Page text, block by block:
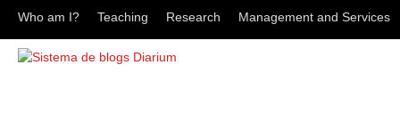
Who am I? Teaching Research Management and Services